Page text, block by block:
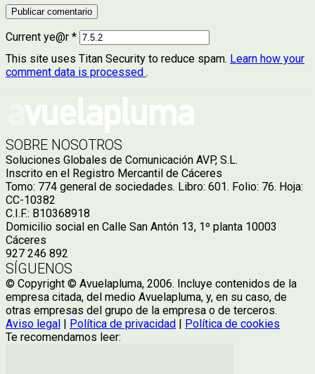
Current ye@r *
This site uses Titan Security to reduce spam. Learn how your
comment data is processed .
SOBRE NOSOTROS
Soluciones Globales de Comunicación AVP, S.L.
Inscrito en el Registro Mercantil de Cáceres
Tomo: 774 general de sociedades. Libro: 601. Folio: 76. Hoja:
CC-10382
C.I.F.: B10368918
Domicilio social en Calle San Antón 13, 1º planta 10003
Cáceres
927 246 892
SÍGUENOS
© Copyright © Avuelapluma, 2006. Incluye contenidos de la
empresa citada, del medio Avuelapluma, y, en su caso, de
otras empresas del grupo de la empresa o de terceros.
Aviso legal | Política de privacidad | Política de cookies
Te recomendamos leer: